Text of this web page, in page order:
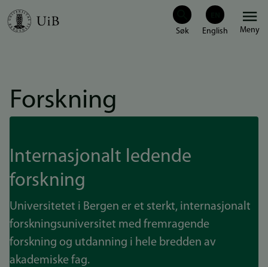
Hopp
Meny
Forskning
Internasjonalt ledende
forskning
Universitetet i Bergen er et sterkt, internasjonalt
forskningsuniversitet med fremragende
forskning og utdanning i hele bredden av
akademiske fag.